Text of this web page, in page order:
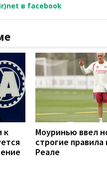
в facebook
к
Моуринью ввел
строгие правила
Реале